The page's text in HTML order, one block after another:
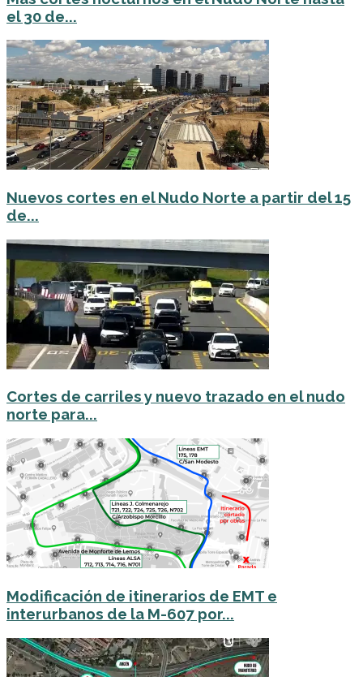
el 30 de...
Nuevos cortes en el Nudo Norte a partir del 15
de...
Cortes de carriles y nuevo trazado en el nudo
norte para...
Modificación de itinerarios de EMT e
interurbanos de la M-607 por...